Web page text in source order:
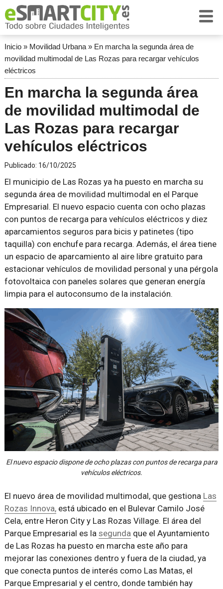
Inicio» Movilidad Urbana» En marcha la segunda área de
movilidad multimodal de Las Rozas para recargar vehículos
eléctricos
En marcha la segunda área
de movilidad multimodal de
Las Rozas para recargar
vehículos eléctricos
Publicado: 16/10/2025
El municipio de Las Rozas ya ha puesto en marcha su
segunda área de movilidad multimodal en el Parque
Empresarial. El nuevo espacio cuenta con ocho plazas
con puntos de recarga para vehículos eléctricos y diez
aparcamientos seguros para bicis y patinetes (tipo
taquilla) con enchufe para recarga. Además, el área tiene
un espacio de aparcamiento al aire libre gratuito para
estacionar vehículos de movilidad personal y una pérgola
fotovoltaica con paneles solares que generan energía
limpia para el autoconsumo de la instalación.
El nuevo espacio dispone de ocho plazas con puntos de recarga para
vehículos eléctricos.
El nuevo área de movilidad multimodal, que gestiona Las
Rozas Innova,está ubicado en el Bulevar Camilo José
Cela, entre Heron City y Las Rozas Village. El área del
Parque Empresarial es la segundaque el Ayuntamiento
de Las Rozas ha puesto en marcha este año para
mejorar las conexiones dentro y fuera de la ciudad, ya
que conecta puntos de interés como Las Matas, el
Parque Empresarial y el centro, donde también hay